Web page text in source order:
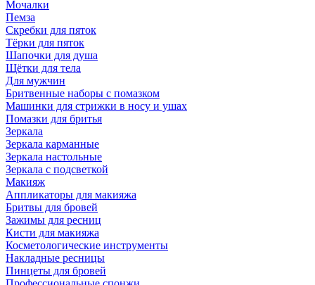
Мочалки
Пемза
Скребки для пяток
Тёрки для пяток
Шапочки для душа
Щётки для тела
Для мужчин
Бритвенные наборы с помазком
Машинки для стрижки в носу и ушах
Помазки для бритья
Зеркала
Зеркала карманные
Зеркала настольные
Зеркала с подсветкой
Макияж
Аппликаторы для макияжа
Бритвы для бровей
Зажимы для ресниц
Кисти для макияжа
Косметологические инструменты
Накладные ресницы
Пинцеты для бровей